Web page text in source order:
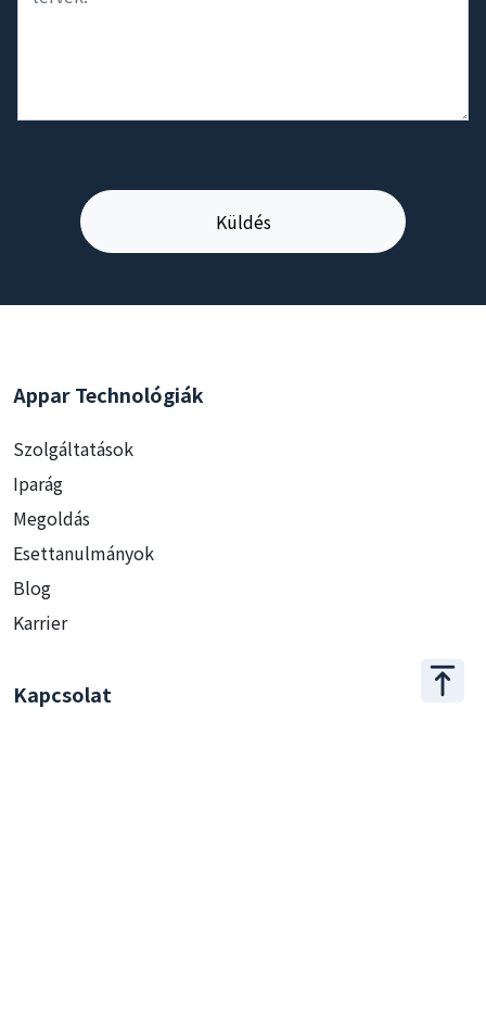
Appar Technológiák
Szolgáltatások
Iparág
Megoldás
Esettanulmányok
Blog
Karrier
Kapcsolat